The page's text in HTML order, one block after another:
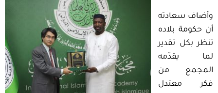
وأضاف سعادته
أن حكومة بلاده
تنظر بكل تقدير
لما يقدّمه
المجمع من
فكر معتدل